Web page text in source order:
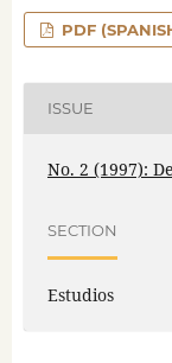
PDF
ISSUE
No. 2 (1997):
SECTION
Estudios